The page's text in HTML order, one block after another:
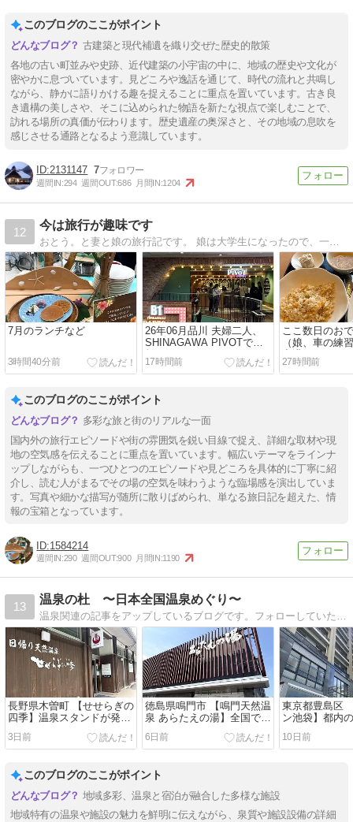
このブログのここがポイント
古建築と現代補遺を織り交ぜた歴史的散策
各地の古い町並みや史跡、近代建築の小宇宙の中に、地域の歴史や文化が
密やかに息づいています。見どころや逸話を通じて、時代の流れと共鳴し
ながら、静かに語りかける趣を捉えることに重点を置いています。古き良
き遺構の美しさや、そこに込められた物語を新たな視点で楽しむことで、
訪れる場所の真価が伝わります。歴史遺産の奥深さと、その地域の息吹を
感じさせる通路となるよう意識しています。
2131147 7
週間IN:294 週間OUT:686 月間IN:1204
12
今は旅行が趣味です
7月のランチなど
3時間40分前
26年06月品川 夫婦二人、
SHINAGAWA PIVOTで乾
17時間前
ここ数日のお
（娘、車の練
空港
27時間前
このブログのここがポイント
多彩な旅と街のリアルな一面
国内外の旅行エピソードや街の雰囲気を鋭い目線で捉え、詳細な取材や現
地の空気感を伝えることに重点を置いています。幅広いテーマをラインナ
ップしながらも、一つひとつのエピソードや見どころを具体的に丁寧に紹
介し、読む人がまるでその場の空気を味わうような臨場感を演出していま
す。写真や細かな描写が随所に散りばめられ、単なる旅日記を超えた、情
報の宝箱となっています。
1584214
週間IN:290 週間OUT:900 月間IN:1190
13
温泉の杜 〜日本全国温泉めぐり〜
温泉関連の記事をアップしているブログです。フォローしていただければ嬉しいですので、よろしくお願いいたします。
長野県木曽町 【せせらぎの
四季】温泉スタンドが発祥
の施設
3日前
徳島県鳴門市 【鳴門天然温
泉 あらたえの湯】全国でも
珍しい競艇場の温泉
6日前
東京都豊島区
ン池袋】都内
テルの黒湯
10日前
このブログのここがポイント
地域多彩、温泉と宿泊が融合した多様な施設
地域特有の温泉や施設の魅力を鮮明に伝えながら、泉質や施設設備の詳細